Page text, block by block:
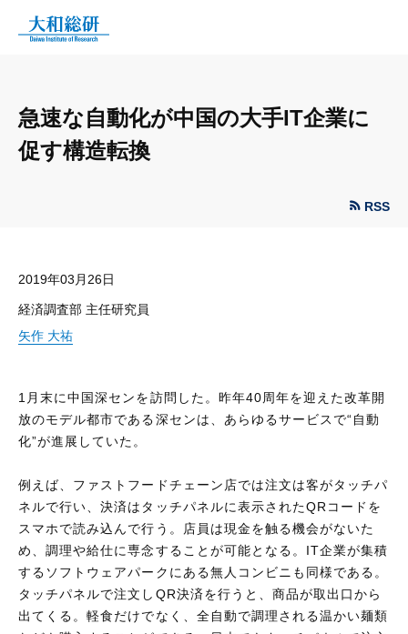
急速な自動化が中国の大手IT企業に
促す構造転換
RSS
2019年03月26日
経済調査部 主任研究員
矢作 大祐
1月末に中国深センを訪問した。昨年40周年を迎えた改革開
放のモデル都市である深センは、あらゆるサービスで“自動
化”が進展していた。
例えば、ファストフードチェーン店では注文は客がタッチパ
ネルで行い、決済はタッチパネルに表示されたQRコードを
スマホで読み込んで行う。店員は現金を触る機会がないた
め、調理や給仕に専念することが可能となる。IT企業が集積
するソフトウェアパークにある無人コンビニも同様である。
タッチパネルで注文しQR決済を行うと、商品が取出口から
出てくる。軽食だけでなく、全自動で調理される温かい麺類